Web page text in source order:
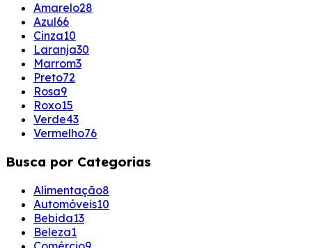
Amarelo28
Azul66
Cinza10
Laranja30
Marrom3
Preto72
Rosa9
Roxo15
Verde43
Vermelho76
Busca por Categorias
Alimentação8
Automóveis10
Bebida13
Beleza1